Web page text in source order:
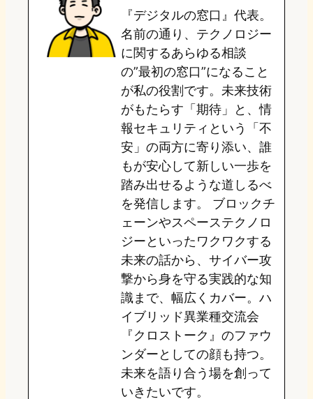
o
n
k
o
o
k
a
『デジタルの窓口』代表。
名前の通り、テクノロジー
に関するあらゆる相談
の”最初の窓口”になること
が私の役割です。未来技術
がもたらす「期待」と、情
報セキュリティという「不
安」の両方に寄り添い、誰
もが安心して新しい一歩を
踏み出せるような道しるべ
を発信します。 ブロックチ
ェーンやスペーステクノロ
ジーといったワクワクする
未来の話から、サイバー攻
撃から身を守る実践的な知
識まで、幅広くカバー。ハ
イブリッド異業種交流会
『クロストーク』のファウ
ンダーとしての顔も持つ。
未来を語り合う場を創って
いきたいです。